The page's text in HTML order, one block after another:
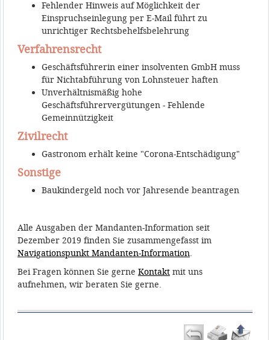
Fehlender Hinweis auf Möglichkeit der
Einspruchseinlegung per E-Mail führt zu
unrichtiger Rechtsbehelfsbelehrung
Verfahrensrecht
Geschäftsführerin einer insolventen GmbH muss
für Nichtabführung von Lohnsteuer haften
Unverhältnismäßig hohe
Geschäftsführervergütungen - Fehlende
Gemeinnützigkeit
Zivilrecht
Gastronom erhält keine "Corona-Entschädigung"
Sonstige
Baukindergeld noch vor Jahresende beantragen
Alle Ausgaben der Mandanten-Information seit
Dezember 2019 finden Sie zusammengefasst im
Navigationspunkt Mandanten-Information.
Bei Fragen können Sie gerne Kontaktmit uns
aufnehmen, wir beraten Sie gerne.